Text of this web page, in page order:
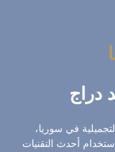
دراج
في سوريا،
أحدث التقنيات